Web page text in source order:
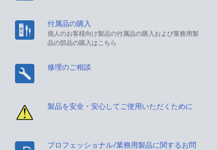
付属品の購入
個人のお客様向け製品の付属品の購入および業務用製
品の部品の購入はこちら
修理のご相談
製品を安全・安心してご使用いただくために
プロフェッショナル/業務用製品に関するお問